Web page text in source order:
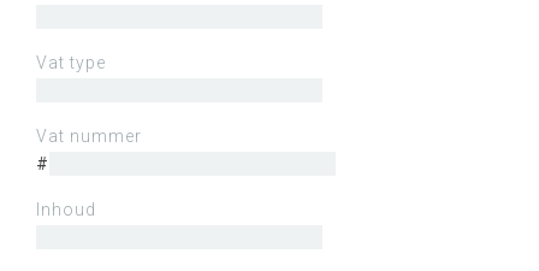
Vat type
Vat nummer
#
Inhoud